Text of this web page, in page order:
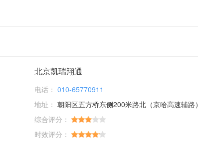
北京凯瑞翔通
电话： 010-65770911
地址： 朝阳区五方桥东侧200米路北（京哈高速辅路）
综合评分：
时效评分：